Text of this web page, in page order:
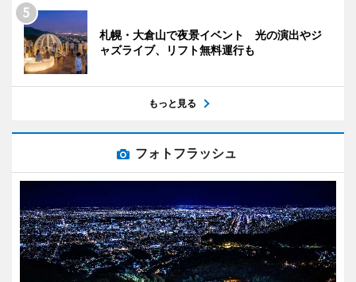
札幌・大倉山で夜景イベント 光の演出やジ
ャズライブ、リフト無料運行も
もっと見る
フォトフラッシュ